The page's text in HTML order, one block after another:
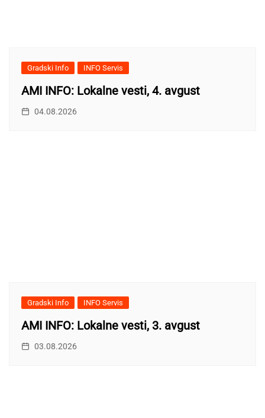
Gradski Info INFO Servis
AMI INFO: Lokalne vesti, 4. avgust
04.08.2026
Gradski Info INFO Servis
AMI INFO: Lokalne vesti, 3. avgust
03.08.2026